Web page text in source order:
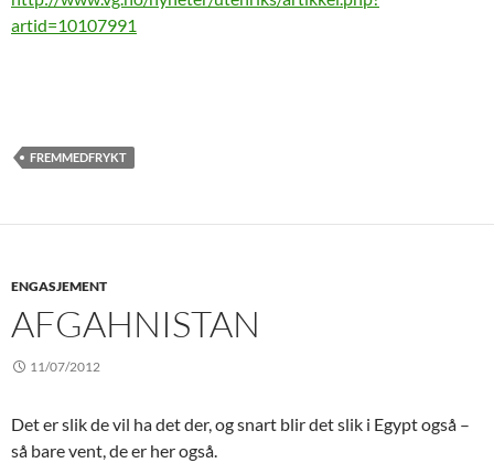
artid=10107991
FREMMEDFRYKT
ENGASJEMENT
AFGAHNISTAN
11/07/2012
Det er slik de vil ha det der, og snart blir det slik i Egypt også –
så bare vent, de er her også.